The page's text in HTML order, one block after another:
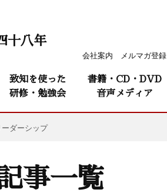
会社案内 メルマガ登録
十八年
致知を使った
研修・勉強会
書籍・CD・DVD
音声メディア
ーダーシップ
事一覧